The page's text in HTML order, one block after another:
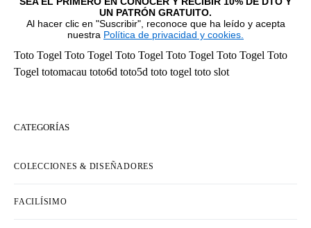
UN PATRÓN GRATUITO.
Al hacer clic en "Suscribir", reconoce que ha leído y acepta
nuestra Política de privacidad y cookies.
Toto Togel Toto Togel Toto Togel Toto Togel Toto Togel Toto
Togel totomacau toto6d toto5d toto togel toto slot
CATEGORÍAS
COLECCIONES & DISEÑADORES
FACILÍSIMO